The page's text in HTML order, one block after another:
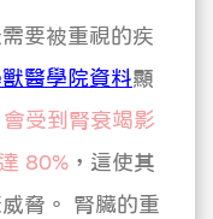
要被重視的疾
醫學院資料顯
受到腎衰竭影
80% ，這使其
脅。
腎臟的重